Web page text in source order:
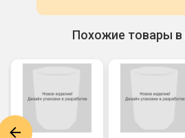
Похожие товары в